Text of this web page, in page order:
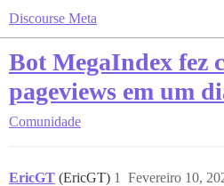
Discourse Meta
Bot MegaIndex fez
pageviews em um
Comunidade
EricGT (EricGT) Fevereiro 10,
1